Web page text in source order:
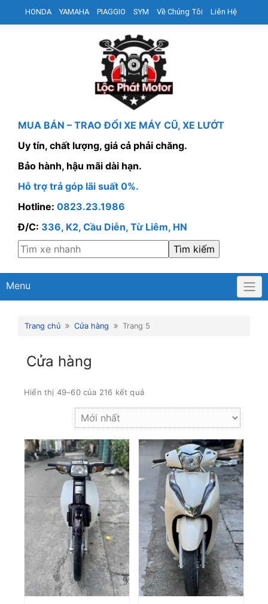
HONDA YAMAHA PIAGGIO SYM Về Chúng Tôi Liên Hệ
MUA BÁN – TRAO ĐỔI XE MÁY CŨ, XE LƯỚT
Uy tín, chất lượng, giá cả phải chăng.
Bảo hành, hậu mãi dài hạn.
Hỗ trợ trả góp lãi suất 0%.
Hotline: 0823.23.1986
Đ/C: 336, K2, Cầu Diễn, Từ Liêm, HN
Menu
Trang chủ Cửa hàng Trang 5
Cửa hàng
Hiển thị 49–60 của 216 kết quả